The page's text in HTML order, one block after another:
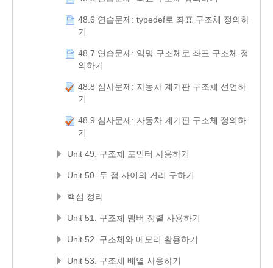
48.6 연습문제: typedef로 좌표 구조체 정의하
기
48.7 연습문제: 익명 구조체로 좌표 구조체 정
의하기
48.8 심사문제: 자동차 계기판 구조체 선언하
기
48.9 심사문제: 자동차 계기판 구조체 정의하
기
Unit 49. 구조체 포인터 사용하기
Unit 50. 두 점 사이의 거리 구하기
핵심 정리
Unit 51. 구조체 멤버 정렬 사용하기
Unit 52. 구조체와 메모리 활용하기
Unit 53. 구조체 배열 사용하기